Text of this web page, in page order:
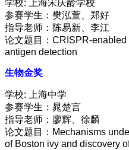
学校: 上海宋庆龄学校
参赛学生：樊泓萱、郑好
指导老师：陈易新、李江
论文题目：CRISPR-
antigen detection
生物金奖
学校: 上海中学
参赛学生：晁楚言
指导老师：廖辉、徐麟
论文题目：Mechanisms
of Boston ivy and discovery